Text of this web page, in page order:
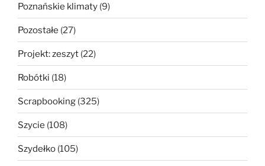
Poznańskie klimaty (9)
Pozostałe (27)
Projekt: zeszyt (22)
Robótki (18)
Scrapbooking (325)
Szycie (108)
Szydełko (105)